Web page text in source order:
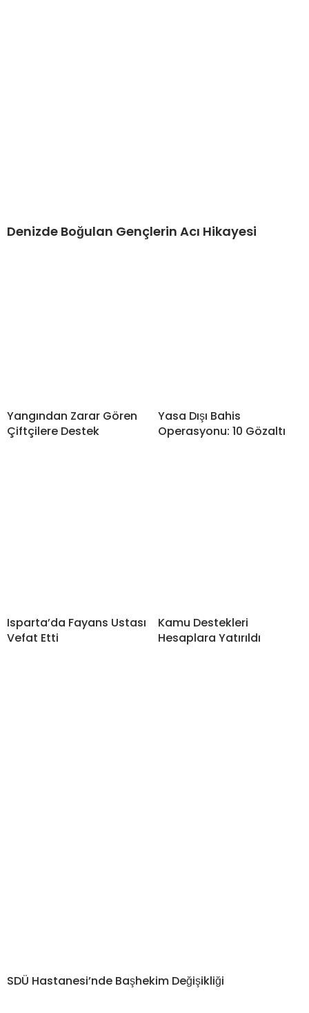
Denizde Boğulan Gençlerin Acı Hikayesi
Yangından Zarar Gören
Çiftçilere Destek
Yasa Dışı Bahis
Operasyonu: 10 Gözaltı
Isparta’da Fayans Ustası
Vefat Etti
Kamu Destekleri
Hesaplara Yatırıldı
SDÜ Hastanesi’nde Başhekim Değişikliği